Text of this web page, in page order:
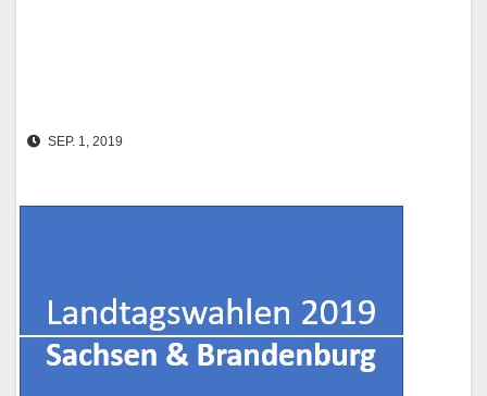
SEP. 1, 2019